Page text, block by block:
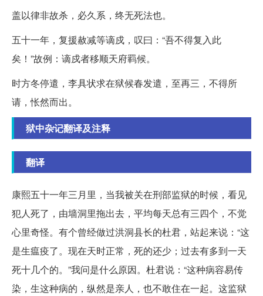
盖以律非故杀，必久系，终无死法也。
五十一年，复援赦减等谪戍，叹曰：“吾不得复入此
矣！”故例：谪戍者移顺天府羁候。
时方冬停遣，李具状求在狱候春发遣，至再三，不得所
请，怅然而出。
狱中杂记翻译及注释
翻译
康熙五十一年三月里，当我被关在刑部监狱的时候，看见
犯人死了，由墙洞里拖出去，平均每天总有三四个，不觉
心里奇怪。有个曾经做过洪洞县长的杜君，站起来说：“这
是生瘟疫了。现在天时正常，死的还少；过去有多到一天
死十几个的。”我问是什么原因。杜君说：“这种病容易传
染，生这种病的，纵然是亲人，也不敢住在一起。这监狱